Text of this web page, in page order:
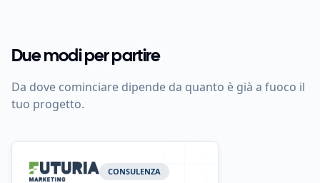
Due modi per partire
Da dove cominciare dipende da quanto è già a fuoco il
tuo progetto.
CONSULENZA